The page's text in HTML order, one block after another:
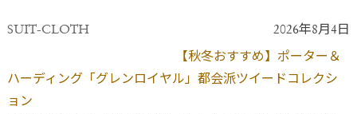
SUIT-CLOTH 2026年8月4日
【秋冬おすすめ】ポーター＆
ハーディング「グレンロイヤル」都会派ツイードコレクシ
ョン